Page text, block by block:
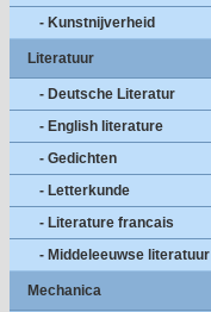
- Kunstnijverheid
Literatuur
- Deutsche Literatur
- English literature
- Gedichten
- Letterkunde
- Literature francais
- Middeleeuwse literatuur
Mechanica